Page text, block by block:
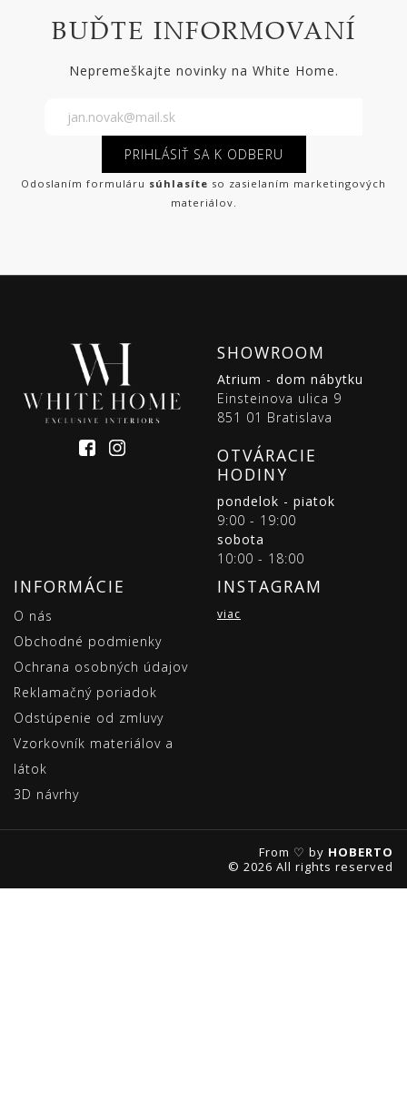
BUĎTE INFORMOVANÍ
Nepremeškajte novinky na White Home.
PRIHLÁSIŤ SA K ODBERU
Odoslaním formuláru súhlasíte so zasielaním marketingových
materiálov.
SHOWROOM
Atrium - dom nábytku
Einsteinova ulica 9
851 01 Bratislava
OTVÁRACIE
HODINY
pondelok - piatok
9:00 - 19:00
sobota
10:00 - 18:00
INFORMÁCIE
O nás
Obchodné podmienky
Ochrana osobných údajov
Reklamačný poriadok
Odstúpenie od zmluvy
Vzorkovník materiálov a
látok
3D návrhy
INSTAGRAM
viac
From ♡ by HOBERTO
© 2026 All rights reserved